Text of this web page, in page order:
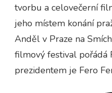
tvorbu a celovečerní
jeho místem konání
Anděl v Praze na
filmový festival pořádá
prezidentem je Fero